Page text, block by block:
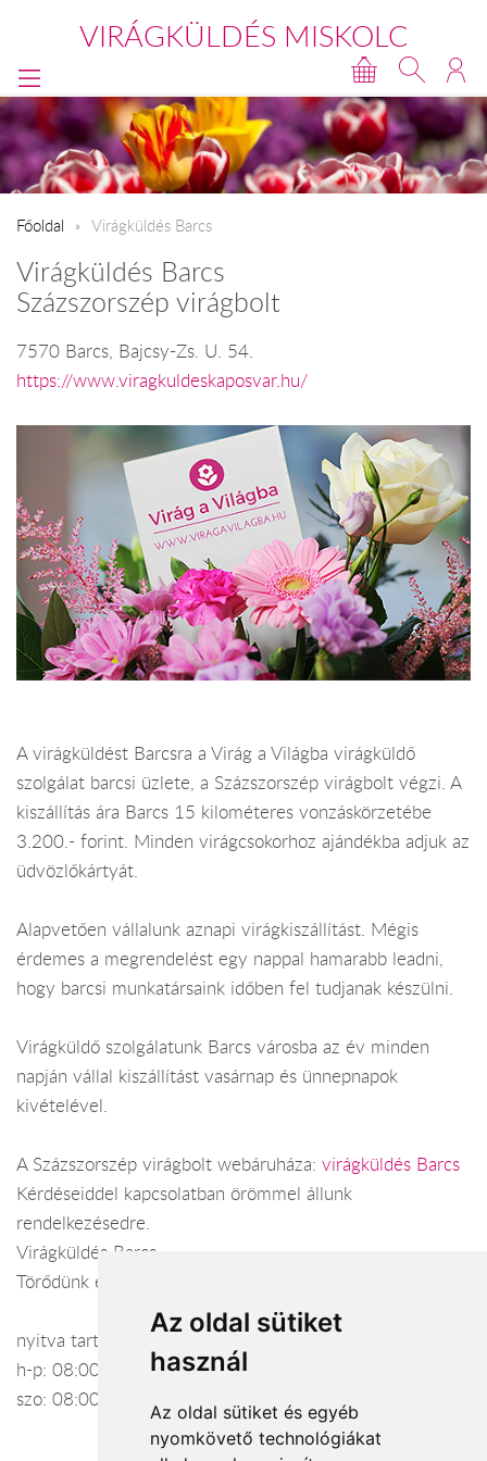
Az oldal sütiket
használ
Az oldal sütiket és egyéb
nyomkövető technológiákat
VIRÁGKÜLDÉS MISKOLC
Főoldal Virágküldés Barcs
Virágküldés Barcs
Százszorszép virágbolt
7570 Barcs, Bajcsy-Zs. U. 54.
https://www.viragkuldeskaposvar.hu/
A virágküldést Barcsra a Virág a Világba virágküldő
szolgálat barcsi üzlete, a Százszorszép virágbolt végzi. A
kiszállítás ára Barcs 15 kilométeres vonzáskörzetébe
3.200.- forint. Minden virágcsokorhoz ajándékba adjuk az
üdvözlőkártyát.
Alapvetően vállalunk aznapi virágkiszállítást. Mégis
érdemes a megrendelést egy nappal hamarabb leadni,
hogy barcsi munkatársaink időben fel tudjanak készülni.
Virágküldő szolgálatunk Barcs városba az év minden
napján vállal kiszállítást vasárnap és ünnepnapok
kivételével.
A Százszorszép virágbolt webáruháza: virágküldés Barcs
Kérdéseiddel kapcsolatban örömmel állunk
rendelkezésedre.
Virágküldés Barcs
Törődünk egymással
nyitva tartás:
h-p: 08:00-17:00
szo: 08:00-12:00